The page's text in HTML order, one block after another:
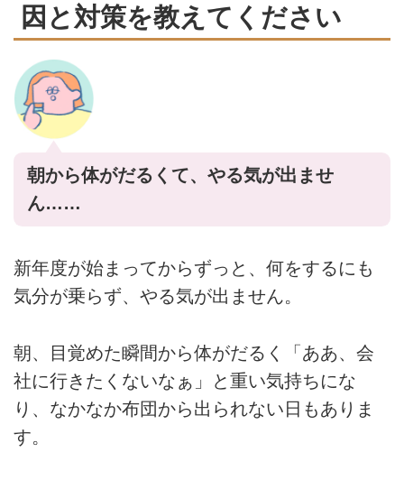
因と対策を教えてください
朝から体がだるくて、やる気が出ませ
ん……
新年度が始まってからずっと、何をするにも
気分が乗らず、やる気が出ません。
朝、目覚めた瞬間から体がだるく「ああ、会
社に行きたくないなぁ」と重い気持ちにな
り、なかなか布団から出られない日もありま
す。